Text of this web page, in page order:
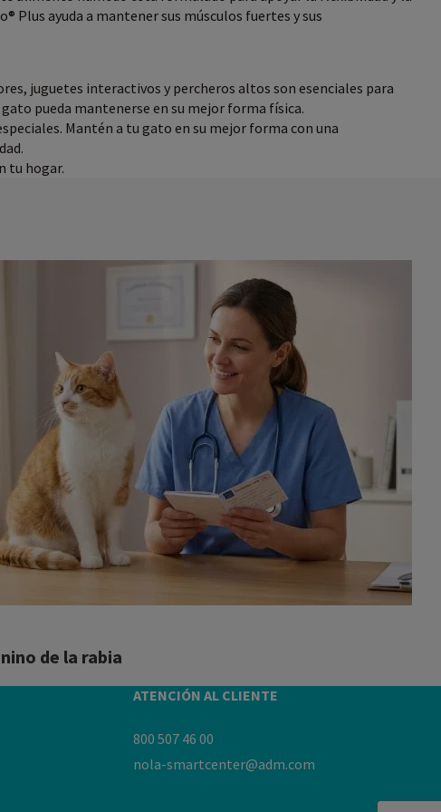
Plus ayuda a mantener sus músculos fuertes y sus
juguetes interactivos y percheros altos son esenciales para
pueda mantenerse en su mejor forma física.
Mantén a tu gato en su mejor forma con una
tu hogar.
de la rabia
ATENCIÓN AL CLIENTE
800 507 46 00
nola-smartcenter@adm.com